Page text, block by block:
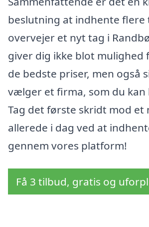
beslutning at indhente flere
overvejer et nyt tag i
giver dig ikke blot mulighed
de bedste priser, men også
vælger et firma, som du kan
Tag det første skridt mod et
allerede i dag ved at
gennem vores platform!
Få 3 tilbud, gratis og